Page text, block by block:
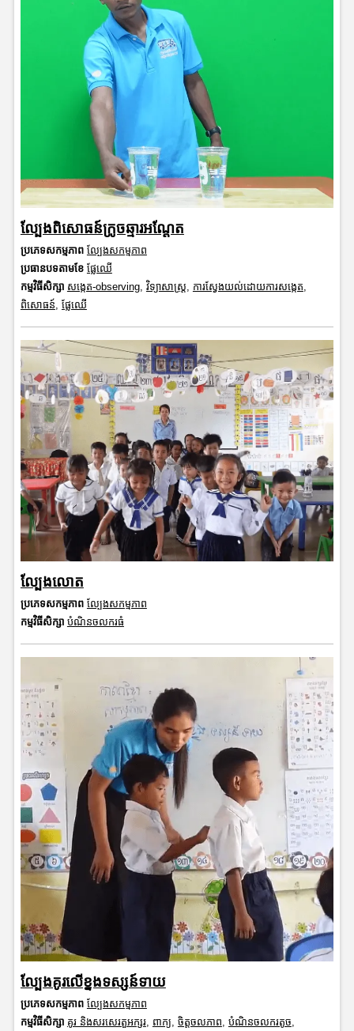
ល្បែងពិសោធន៍ក្រូចឆ្មារអណ្តែត
ប្រភេទសកម្មភាព ល្បែងសកម្មភាព
ប្រធានបទតាមខែ ផ្លែឈើ
កម្មវិធីសិក្សា សង្កេត-observing, វិទ្យាសាស្រ្ត, ការស្វែងយល់ដោយការសង្កេត,
ពិសោធន៍, ផ្លែឈើ
ល្បែងលោត
ប្រភេទសកម្មភាព ល្បែងសកម្មភាព
កម្មវិធីសិក្សា បំណិនចលករធំ
ល្បែងគូរលើខ្នងទស្សន៍ទាយ
ប្រភេទសកម្មភាព ល្បែងសកម្មភាព
កម្មវិធីសិក្សា គូរ និងសរសេរតួអក្សរ, ពាក្យ ចិត្តចលភាព បំណិនចលករតូច